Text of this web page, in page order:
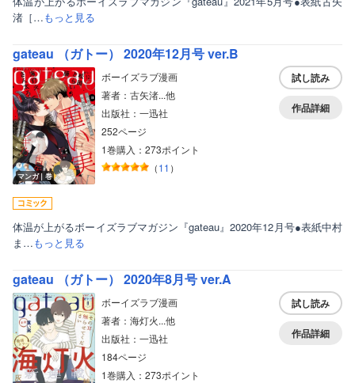
渚［…もっと見る
gateau （ガトー） 2020年12月号 ver.B
マンガ｜巻
ボーイズラブ漫画
著者：古矢渚...他
出版社：一迅社
252ページ
1巻購入：273ポイント
（11 ）
試し読み
作品詳細
体温が上がるボーイズラブマガジン『gateau』2020年12月号●表紙中村
ま…もっと見る
gateau （ガトー） 2020年8月号 ver.A
ボーイズラブ漫画
著者：海灯火...他
出版社：一迅社
184ページ
1巻購入：273ポイント
試し読み
作品詳細